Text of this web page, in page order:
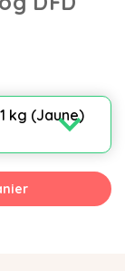
: 76/122 cm - Lg : 51/66 cm - 41 kg (Jaune)
expand_more